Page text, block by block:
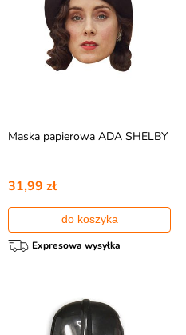
Maska papierowa ADA SHELBY
31,99 zł
do koszyka
Expresowa wysyłka